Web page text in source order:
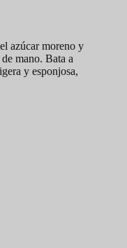
azúcar moreno y
mano. Bata a
y esponjosa,